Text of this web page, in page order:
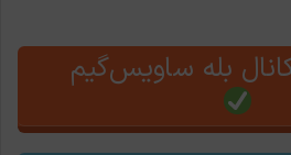
بله ساویس‌گیم